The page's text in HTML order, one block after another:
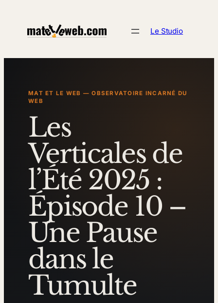
contenu
Le Studio
MAT ET LE WEB — OBSERVATOIRE INCARNÉ DU
WEB
Les
Verticales de
l’Été 2025 :
Épisode 10 –
Une Pause
dans le
Tumulte